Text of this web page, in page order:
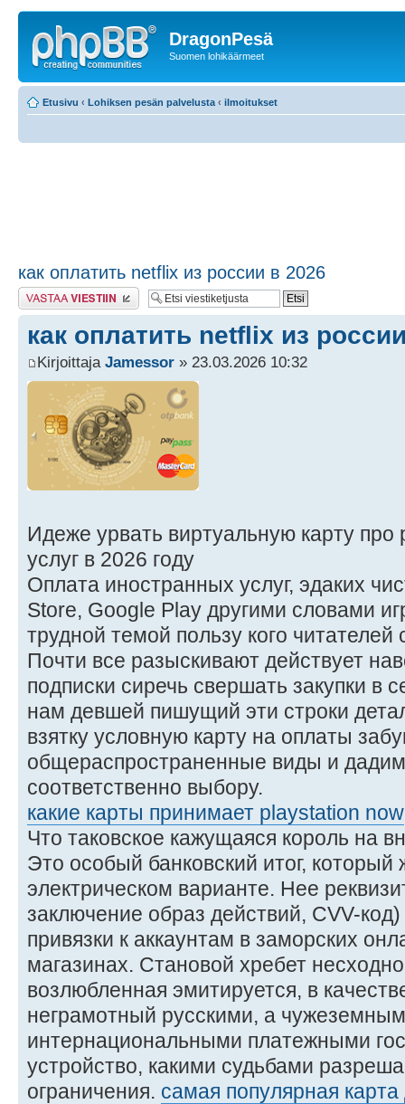
DragonPesä
Suomen lohikäärmeet
Etusivu ‹ Lohiksen pesän palvelusta ‹ ilmoitukset
как оплатить netflix из россии в 2026
Lähetä vastaus
как оплатить netflix из
Kirjoittaja Jamessor » 23.03.2026 10:32
Идеже урвать виртуальную карту
услуг в 2026 году
Оплата иностранных услуг, эдаких
Store, Google Play другими словами
трудной темой пользу кого
Почти все разыскивают действует
подписки сиречь свершать закупки в
нам девшей пишущий эти строки
взятку условную карту на оплаты
общераспространенные виды и дадим
соответственно выбору.
какие карты принимает playstation now
Что таковское кажущаяся король на
Это особый банковский итог, который
электрическом варианте. Нее
заключение образ действий, CVV-
привязки к аккаунтам в заморских
магазинах. Становой хребет
возлюбленная эмитируется, в
неграмотный русскими, а
интернациональными платежными
устройство, какими судьбами
ограничения. самая популярная